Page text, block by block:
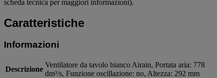
scheda tecnica per maggiori informazioni).
Caratteristiche
Informazioni
Descrizione
Ventilatore da tavolo bianco Airain, Portata aria: 778
dm³/s, Funzione oscillazione: no, Altezza: 292 mm